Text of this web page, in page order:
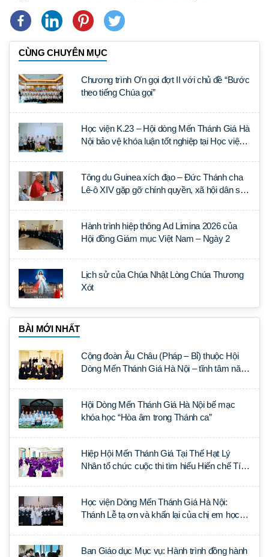
CÙNG CHUYÊN MỤC
Chương trình Ơn gọi đợt II với chủ đề “Bước
theo tiếng Chúa gọi”
Học viện K.23 – Hội dòng Mến Thánh Giá Hà
Nội bảo vệ khóa luận tốt nghiệp tại Học viện
Tông du Guinea xích đạo – Đức Thánh cha
Lê-ô XIV gặp gỡ chính quyền, xã hội dân sự
Hành trình hiệp thông Ad Limina 2026 của
Hội đồng Giám mục Việt Nam – Ngày 2
Lịch sử của Chúa Nhật Lòng Chúa Thương
Xót
BÀI MỚI NHẤT
Cộng đoàn Âu Châu (Pháp – Bỉ) thuộc Hội
Dòng Mến Thánh Giá Hà Nội – tĩnh tâm năm
Hội Dòng Mến Thánh Giá Hà Nội bế mạc
khóa học “Hòa âm trong Thánh ca”
Hiệp Hội Mến Thánh Giá Tại Thế Hạt Lý
Nhân tổ chức cuộc thi tìm hiểu Hiến chế Tín
Học viện Dòng Mến Thánh Giá Hà Nội:
Thánh Lễ tạ ơn và khấn lại của chị em học
Ban Giáo dục Mục vụ: Hành trình đồng hành